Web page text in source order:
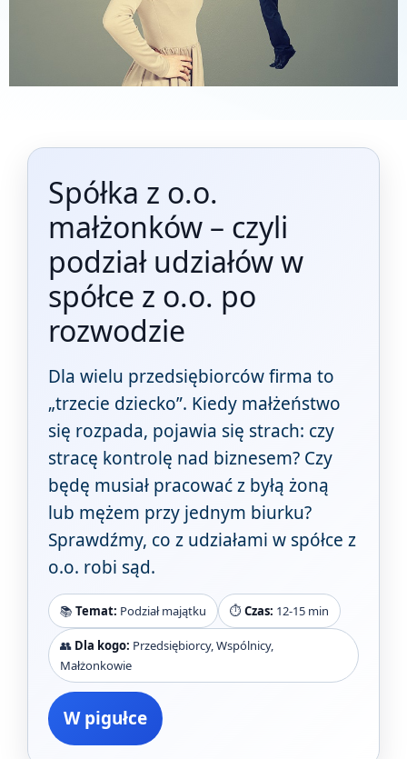
Spółka z o.o.
małżonków – czyli
podział udziałów w
spółce z o.o. po
rozwodzie
Dla wielu przedsiębiorców firma to
„trzecie dziecko”. Kiedy małżeństwo
się rozpada, pojawia się strach: czy
stracę kontrolę nad biznesem? Czy
będę musiał pracować z byłą żoną
lub mężem przy jednym biurku?
Sprawdźmy, co z udziałami w spółce z
o.o. robi sąd.
📚Temat: Podział majątku ⏱️ Czas: 12-15 min
👥 Dla kogo: Przedsiębiorcy, Wspólnicy,
Małżonkowie
W pigułce